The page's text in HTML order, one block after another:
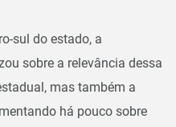
sul do estado, a
sobre a relevância dessa
mas também a
há pouco sobre